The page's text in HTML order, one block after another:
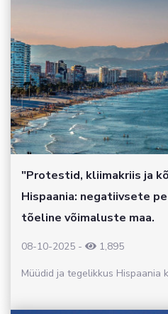
"Protestid, kliimakriis ja
Hispaania: negatiivsete
tõeline võimaluste maa.
08-10-2025 -
1,895
Müüdid ja tegelikkus Hispaania